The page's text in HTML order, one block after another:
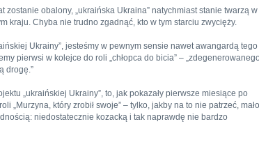
zostanie obalony, „ukraińska Ukraina” natychmiast stanie twarzą w
kraju. Chyba nie trudno zgadnąć, kto w tym starciu zwycięży.
Ukrainy”, jesteśmy w pewnym sensie nawet awangardą tego
pierwsi w kolejce do roli „chłopca do bicia” –
drogę.”
„ukraińskiej Ukrainy”, to, jak pokazały pierwsze miesiące po
„Murzyna, który zrobił swoje” – tylko, jakby na to nie patrzeć, mało
niedostatecznie kozacką i tak naprawdę nie bardzo